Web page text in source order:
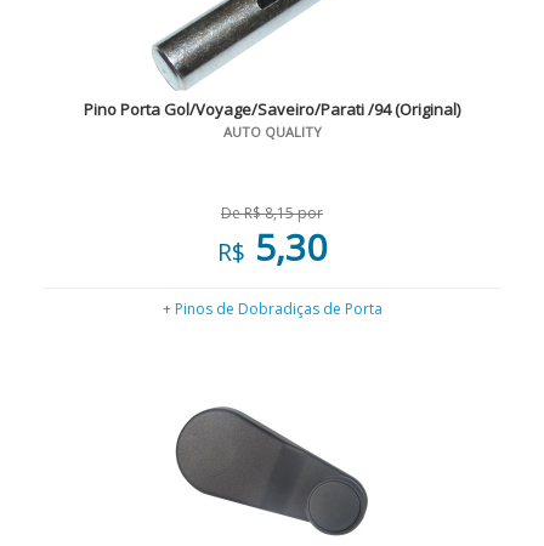
Pino Porta Gol/Voyage/Saveiro/Parati /94 (Original)
AUTO QUALITY
De R$ 8,15 por
R$ 5,30
+ Pinos de Dobradiças de Porta